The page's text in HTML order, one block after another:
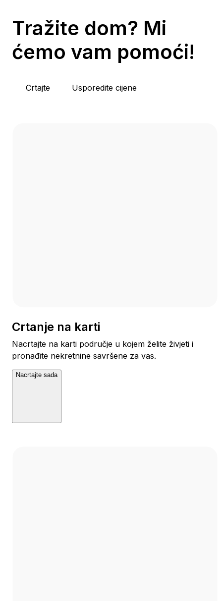
Tražite dom? Mi
ćemo vam pomoći!
Crtajte Usporedite cijene
Crtanje na karti
Nacrtajte na karti područje u kojem želite živjeti i
pronađite nekretnine savršene za vas.
Nacrtajte sada